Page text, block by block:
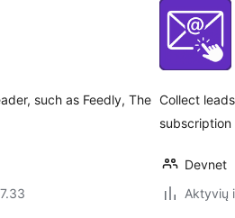
such as Feedly, The Collect
Devnet
Aktyvių